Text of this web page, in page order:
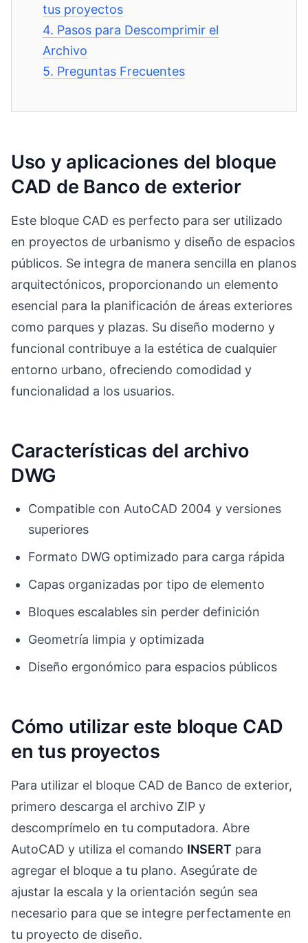
tus proyectos
4. Pasos para Descomprimir el
Archivo
5. Preguntas Frecuentes
Uso y aplicaciones del bloque
CAD de Banco de exterior
Este bloque CAD es perfecto para ser utilizado
en proyectos de urbanismo y diseño de espacios
públicos. Se integra de manera sencilla en planos
arquitectónicos, proporcionando un elemento
esencial para la planificación de áreas exteriores
como parques y plazas. Su diseño moderno y
funcional contribuye a la estética de cualquier
entorno urbano, ofreciendo comodidad y
funcionalidad a los usuarios.
Características del archivo
DWG
Compatible con AutoCAD 2004 y versiones
superiores
Formato DWG optimizado para carga rápida
Capas organizadas por tipo de elemento
Bloques escalables sin perder definición
Geometría limpia y optimizada
Diseño ergonómico para espacios públicos
Cómo utilizar este bloque CAD
en tus proyectos
Para utilizar el bloque CAD de Banco de exterior,
primero descarga el archivo ZIP y
descomprímelo en tu computadora. Abre
AutoCAD y utiliza el comando INSERT para
agregar el bloque a tu plano. Asegúrate de
ajustar la escala y la orientación según sea
necesario para que se integre perfectamente en
tu proyecto de diseño.